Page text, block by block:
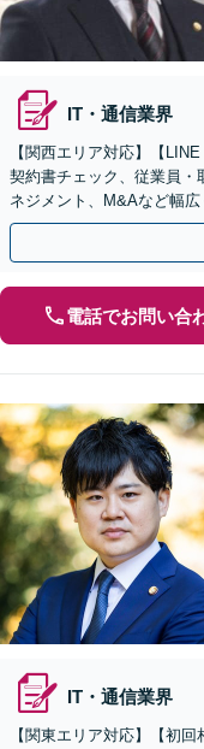
IT・通信業界
【関西エリア対応】【
契約書チェック、従業員・
ネジメント、M&Aなど幅
スポンス＆他士業連携【英
電話でお問い合
IT・通信業界
【関東エリア対応】【初